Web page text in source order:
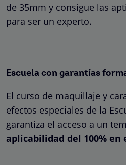
de 35mm y consigue las
para ser un experto.
Escuela con garantías
El curso de maquillaje y
efectos especiales de la
garantiza el acceso a un
aplicabilidad del 100%